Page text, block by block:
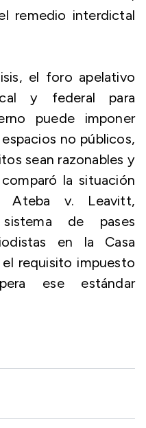
remedio interdictal
el foro apelativo
y federal para
puede imponer
no públicos,
sean razonables y
la situación
Ateba v. Leavitt,
de pases
en la Casa
requisito impuesto
ese estándar